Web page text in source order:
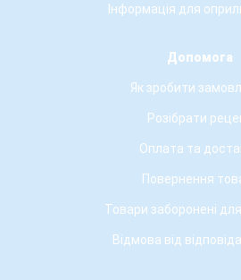
Інформація для
Допомога
Як зробити
Розібрати
Оплата та
Повернення
Товари заборонені
Відмова від